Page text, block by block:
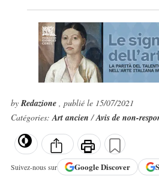
byRedazione , publié le 15/07/2021
Catégories:Art ancien/Avis de non-
Suivez-nous sur GoogleDiscover